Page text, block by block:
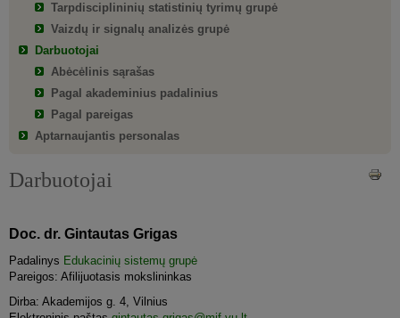
Tarpdisciplininių statistinių tyrimų grupė
Vaizdų ir signalų analizės grupė
Darbuotojai
Abėcėlinis sąrašas
Pagal akademinius padalinius
Pagal pareigas
Aptarnaujantis personalas
Darbuotojai
Doc. dr. Gintautas Grigas
Padalinys Edukacinių sistemų grupė
Pareigos: Afilijuotasis mokslininkas
Dirba: Akademijos g. 4, Vilnius